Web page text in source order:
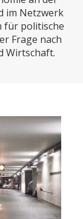
im Netzwerk
für politische
Frage nach
Wirtschaft.